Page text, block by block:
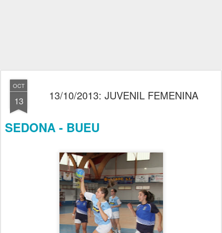
OCT
13 13/10/2013: JUVENIL FEMENINA
SEDONA - BUEU